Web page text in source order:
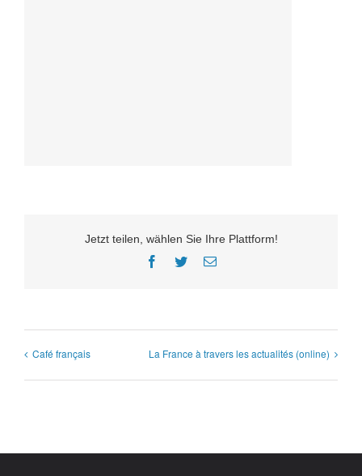
Jetzt teilen, wählen Sie Ihre Plattform!
Facebook
TwitterE-
Café français La France à travers les actualités (online)